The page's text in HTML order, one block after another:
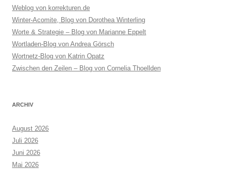
Weblog von korrekturen.de
Winter-Acomite, Blog von Dorothea Winterling
Worte & Strategie – Blog von Marianne Eppelt
Wortladen-Blog von Andrea Görsch
Wortnetz-Blog von Katrin Opatz
Zwischen den Zeilen – Blog von Cornelia Thoellden
ARCHIV
August 2026
Juli 2026
Juni 2026
Mai 2026